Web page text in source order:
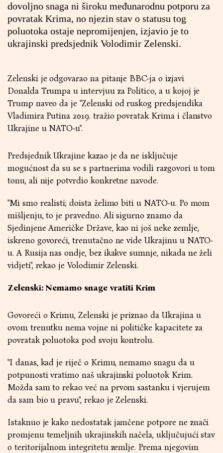
dovoljno snaga ni široku međunarodnu potporu za
povratak Krima, no njezin stav o statusu tog
poluotoka ostaje nepromijenjen, izjavio je to
ukrajinski predsjednik Volodimir Zelenski.
Zelenski je odgovarao na pitanje BBC-ja o izjavi
Donalda Trumpa u intervjuu za Politico, a u kojoj je
Trump naveo da je "Zelenski od ruskog predsjendika
Vladimira Putina 2019. tražio povratak Krima i članstvo
Ukrajine u NATO-u".
Predsjednik Ukrajine kazao je da ne isključuje
mogućnost da su se s partnerima vodili razgovori u tom
tonu, ali nije potvrdio konkretne navode.
"Mi smo realisti; doista želimo biti u NATO-u. Po mom
mišljenju, to je pravedno. Ali sigurno znamo da
Sjedinjene Američke Države, kao ni još neke zemlje,
iskreno govoreći, trenutačno ne vide Ukrajinu u NATO-
u. A Rusija nas ondje, bez ikakve sumnje, nikada ne želi
vidjeti", rekao je Volodimir Zelenski.
Zelenski: Nemamo snage vratiti Krim
Govoreći o Krimu, Zelenski je priznao da Ukrajina u
ovom trenutku nema vojne ni političke kapacitete za
povratak poluotoka pod svoju kontrolu.
"I danas, kad je riječ o Krimu, nemamo snagu da u
potpunosti vratimo naš ukrajinski poluotok Krim.
Možda sam to rekao već na prvom sastanku i vjerujem
da sam bio u pravu", rekao je Zelenski.
Istaknuo je kako nedostatak jamčene potpore ne znači
promjenu temeljnih ukrajinskih načela, uključujući stav
o teritorijalnom integritetu zemlje. Prema njegovim